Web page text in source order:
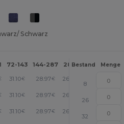
Schwarz
72-143 144-287 288 + Mehr
Bestand Menge
31.10€ 28.97€ 26.83
8
31.10€ 28.97€ 26.83
26
31.10€ 28.97€ 26.83
32